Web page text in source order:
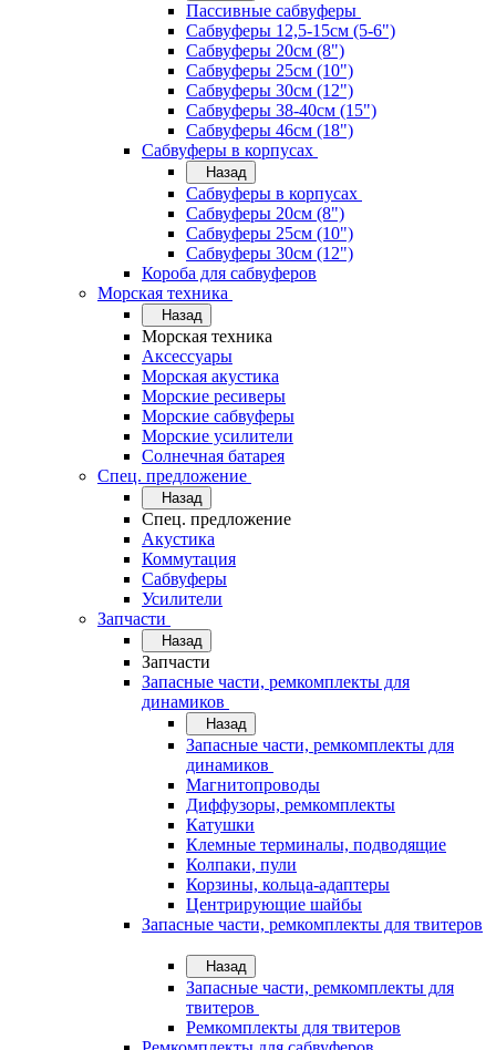
Пассивные сабвуферы
Сабвуферы 12,5-15см (5-6")
Сабвуферы 20см (8")
Сабвуферы 25см (10")
Сабвуферы 30см (12")
Сабвуферы 38-40см (15")
Сабвуферы 46см (18")
Сабвуферы в корпусах
Назад
Сабвуферы в корпусах
Сабвуферы 20см (8")
Сабвуферы 25см (10")
Сабвуферы 30см (12")
Короба для сабвуферов
Морская техника
Назад
Морская техника
Аксессуары
Морская акустика
Морские ресиверы
Морские сабвуферы
Морские усилители
Солнечная батарея
Спец. предложение
Назад
Спец. предложение
Акустика
Коммутация
Сабвуферы
Усилители
Запчасти
Назад
Запчасти
Запасные части, ремкомплекты для
динамиков
Назад
Запасные части, ремкомплекты для
динамиков
Магнитопроводы
Диффузоры, ремкомплекты
Катушки
Клемные терминалы, подводящие
Колпаки, пули
Корзины, кольца-адаптеры
Центрирующие шайбы
Запасные части, ремкомплекты для твитеров
Назад
Запасные части, ремкомплекты для
твитеров
Ремкомплекты для твитеров